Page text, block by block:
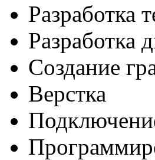
Разработка
Разработка
Создание
Верстка